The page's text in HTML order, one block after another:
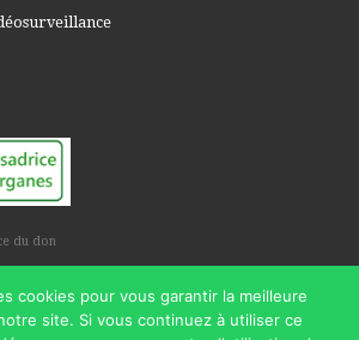
du don
cookies pour vous garantir la meilleure
site. Si vous continuez à utiliser ce